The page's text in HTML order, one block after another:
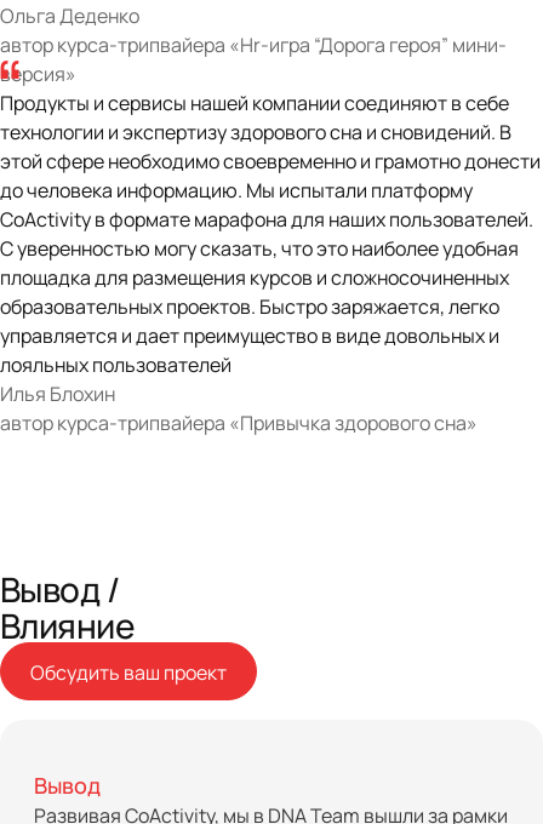
Ольга Деденко
автор курса-трипвайера «Hr-игра “Дорога героя” мини-
версия»
Продукты и сервисы нашей компании соединяют в себе
технологии и экспертизу здорового сна и сновидений. В
этой сфере необходимо своевременно и грамотно донести
до человека информацию. Мы испытали платформу
CoActivity в формате марафона для наших пользователей.
С уверенностью могу сказать, что это наиболее удобная
площадка для размещения курсов и сложносочиненных
образовательных проектов. Быстро заряжается, легко
управляется и дает преимущество в виде довольных и
лояльных пользователей
Илья Блохин
автор курса-трипвайера «Привычка здорового сна»
Вывод /
Влияние
Обсудить ваш проект
Вывод
Развивая CoActivity, мы в DNA Team вышли за рамки